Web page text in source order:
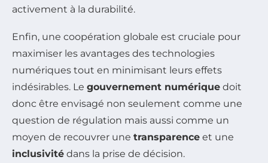
activement à la durabilité.
Enfin, une coopération globale est cruciale pour
maximiser les avantages des technologies
numériques tout en minimisant leurs effets
indésirables. Le gouvernement numérique doit
donc être envisagé non seulement comme une
question de régulation mais aussi comme un
moyen de recouvrer une transparence et une
inclusivité dans la prise de décision.